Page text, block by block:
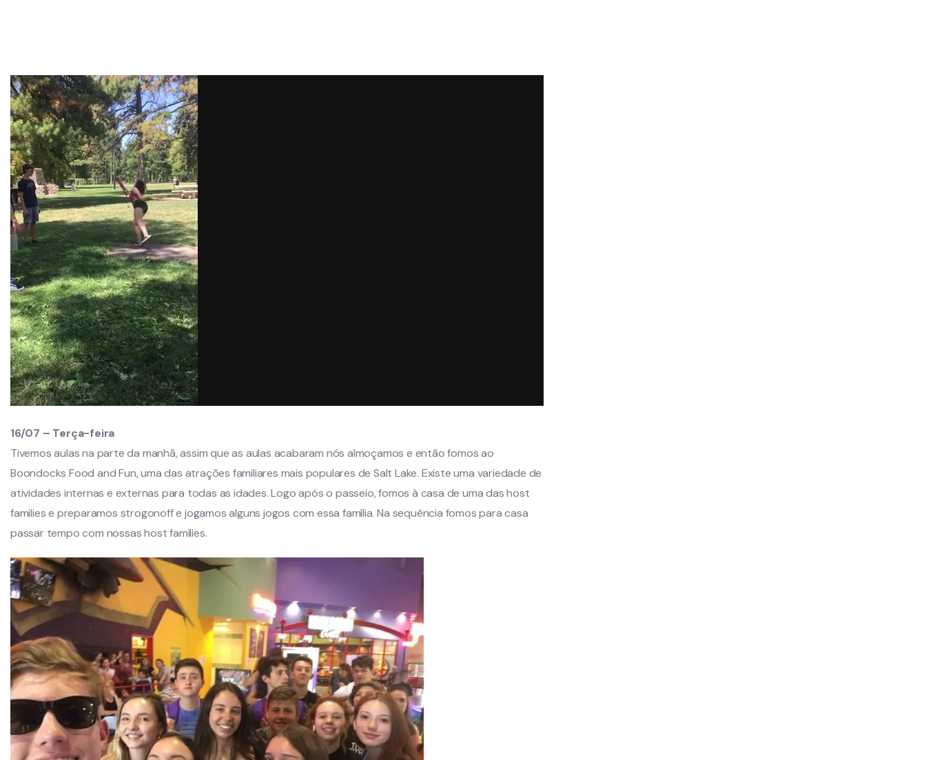
16/07 – Terça-feira
Tivemos aulas na parte da manhã, assim que as aulas acabaram nós almoçamos e então fomos ao
Boondocks Food and Fun, uma das atrações familiares mais populares de Salt Lake. Existe uma variedade de
atividades internas e externas para todas as idades. Logo após o passeio, fomos à casa de uma das host
families e preparamos strogonoff e jogamos alguns jogos com essa família. Na sequência fomos para casa
passar tempo com nossas host families.